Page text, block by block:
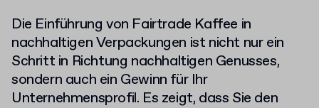
Die Einführung von Fairtrade Kaffee in
nachhaltigen Verpackungen ist nicht nur ein
Schritt in Richtung nachhaltigen Genusses,
sondern auch ein Gewinn für Ihr
Unternehmensprofil. Es zeigt, dass Sie den